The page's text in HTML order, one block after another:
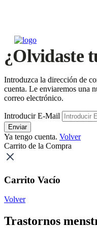
¿Olvidaste
Introduzca la dirección de
cuenta. Le enviaremos una
correo electrónico.
Introducir E-Mail
Enviar
Ya tengo cuenta. Volver
Carrito de la Compra
Carrito Vacío
Volver
Trastornos